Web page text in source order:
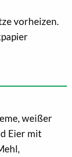
vorheizen.
weißer
Eier mit